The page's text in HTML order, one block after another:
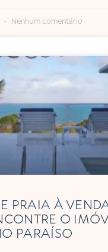
Nenhum comentário
PRAIA À
O
PARAÍSO